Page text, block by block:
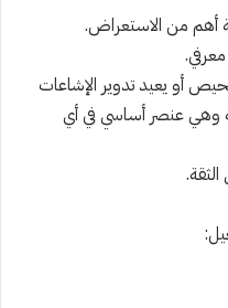
أهم من الاستعراض.
أو يعيد تدوير الإشاعات
وهي عنصر أساسي في أي